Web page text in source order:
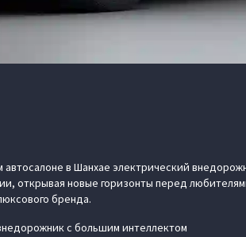
в Шанхае электрический
открывая новые горизонты перед
бренда.
с большим интеллектом